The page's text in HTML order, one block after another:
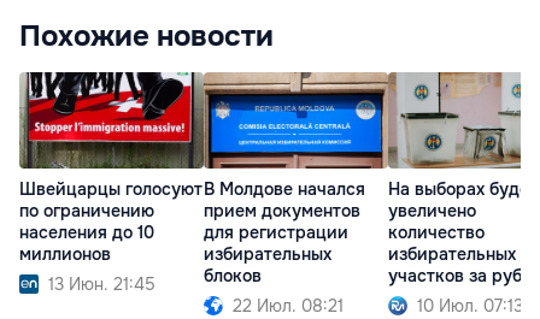
Похожие новости
Швейцарцы голосуют
по ограничению
населения до 10
миллионов
13 Июн. 21:45
В Молдове начался
прием документов
для регистрации
избирательных
блоков
22 Июл. 08:21
На выборах будет
увеличено
количество
избирательных
участков за
10 Июл. 07:13